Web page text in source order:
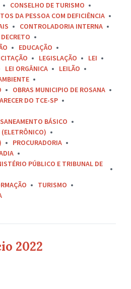
CONSELHO DE TURISMO
DA PESSOA COM DEFICIÊNCIA
CONTROLADORIA INTERNA
DECRETO
EDUCAÇÃO
LEGISLAÇÃO
LEI
LEI ORGÂNICA
LEILÃO
OBRAS MUNICIPIO DE ROSANA
DO TCE-SP
BÁSICO
(ELETRÔNICO)
PROCURADORIA
PÚBLICO E TRIBUNAL DE
TURISMO
2022